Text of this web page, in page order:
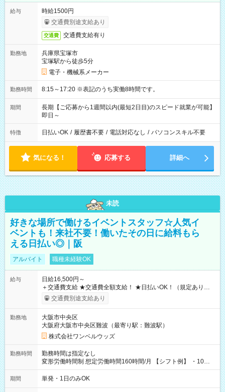
給与
時給1500円
交通費別途支給あり
交通費 交通費支給有り
勤務地
兵庫県宝塚市
宝塚駅から徒歩5分
電子・機械系メーカー
勤務時間 8:15～17:20 ※表記のうち実働8時間です。
期間
長期【ご応募から1週間以内(最短2日目)のスピード就業が可能】
即日～
特徴 日払いOK / 履歴書不要 / 電話対応なし / パソコンスキル不要
気になる！ 応募する 詳細へ
未読
好きな場所で働けるイベントスタッフ☆人気イ
ベントも！来社不要！働いたその日に給料もら
える日払い◎｜阪
アルバイト 職種未経験OK
給与
日給16,500円～
＋交通費支給 ★交通費全額支給！ ★日払いOK！（規定あり） ┗
働いたその日に現金GET♪ お仕事後はコンビニATMから 日払
交通費別途支給あり
勤務地
大阪市中央区
大阪府大阪市中央区難波（最寄り駅：難波駅）
株式会社ワンベルウッズ
勤務時間
勤務時間は指定なし
変形労働時間制 想定労働時間160時間/月 【シフト例】 ・10：
00～20：00
期間 単発・1日のみOK